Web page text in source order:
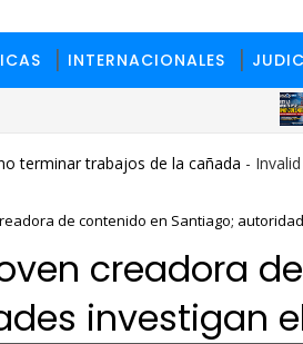
INTERNACIONALES
terminar trabajos de la cañada -
de contenido en Santiago;
creadora
investigan